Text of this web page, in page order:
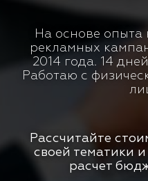
На основе опыта
рекламных
2014 года. 14
Работаю с
Рассчитайте
своей тематики
расчет